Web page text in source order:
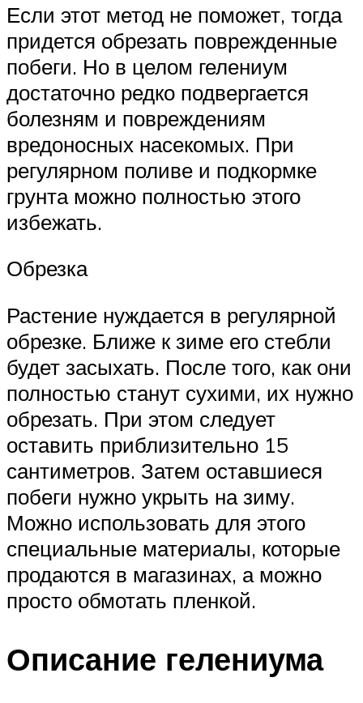
Если этот метод не поможет, тогда
придется обрезать поврежденные
побеги. Но в целом гелениум
достаточно редко подвергается
болезням и повреждениям
вредоносных насекомых. При
регулярном поливе и подкормке
грунта можно полностью этого
избежать.
Обрезка
Растение нуждается в регулярной
обрезке. Ближе к зиме его стебли
будет засыхать. После того, как они
полностью станут сухими, их нужно
обрезать. При этом следует
оставить приблизительно 15
сантиметров. Затем оставшиеся
побеги нужно укрыть на зиму.
Можно использовать для этого
специальные материалы, которые
продаются в магазинах, а можно
просто обмотать пленкой.
Описание гелениума